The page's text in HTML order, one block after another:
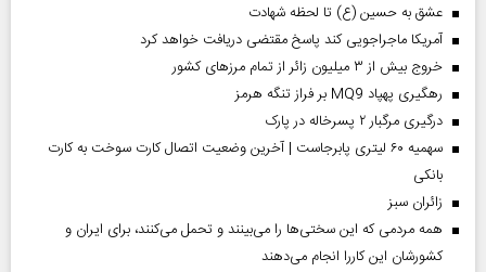
عشق به حسین (ع) تا لحظه شهادت
آمریکا ماجراجویی کند پاسخ مقتضی دریافت خواهد کرد
خروج بیش از ۳ میلیون زائر از تمام مرز‌های کشور
رهگیری پهپاد MQ9 بر فراز تنگه هرمز
درگیری مرگبار ۲ پسرخاله در پارک
سهمیه ۶۰ لیتری پابرجاست | آخرین وضعیت اتصال کارت سوخت به کارت
بانکی
‌زائران سبز
همه مردمی که این سختی‌ها را می‌بینند و تحمل می‌کنند، برای ایران و
کشورشان این کاررا انجام می‌دهند